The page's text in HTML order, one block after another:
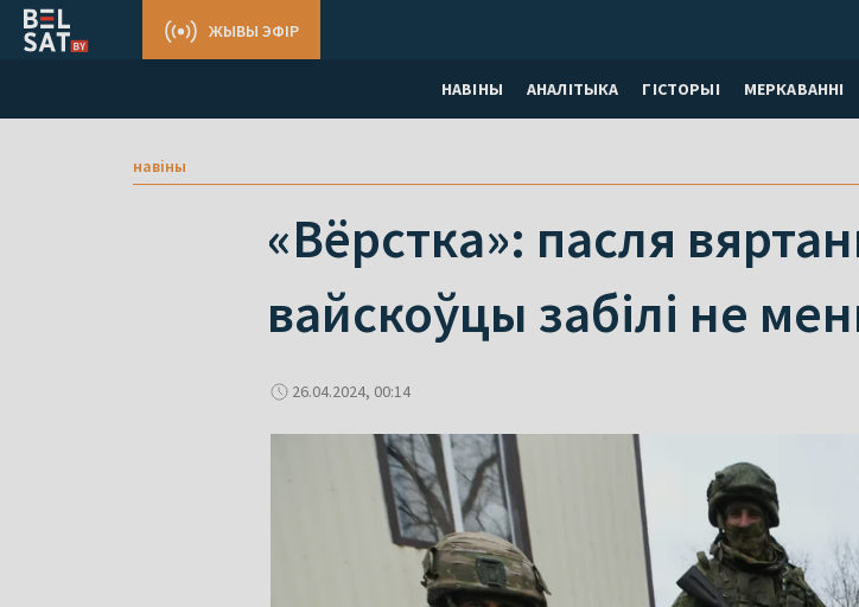
НАВІНЫ АНАЛІТЫКА ГІСТОРЫІ МЕРКАВАННI
ЖЫВЫ ЭФІР
навіны
«Вёрстка»: пасля
вайскоўцы забілі не
26.04.2024, 00:14